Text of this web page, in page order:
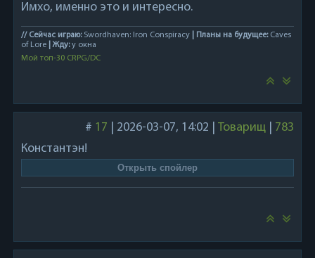
Имхо, именно это и интересно.
// Сейчас играю:Swordhaven: Iron Conspiracy | Планы на будущее:Caves
of Lore
| Жду:у окна
Мой топ-30 CRPG/DC
# 17 2026-03-07, 14:02 Товарищ| 783
Константэн!